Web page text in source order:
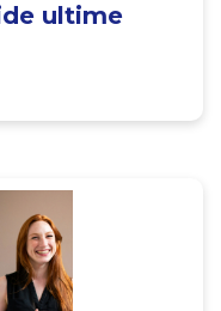
ultime